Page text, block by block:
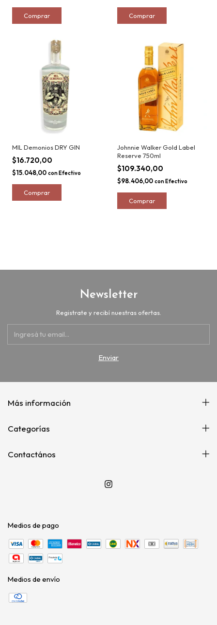
MIL Demonios DRY GIN
$16.720,00
$15.048,00 con Efectivo
Johnnie Walker Gold Label
Reserve 750ml
$109.340,00
$98.406,00 con Efectivo
Newsletter
Registrate y recibí nuestras ofertas.
Más información
Categorías
Contactános
Medios de pago
Medios de envío